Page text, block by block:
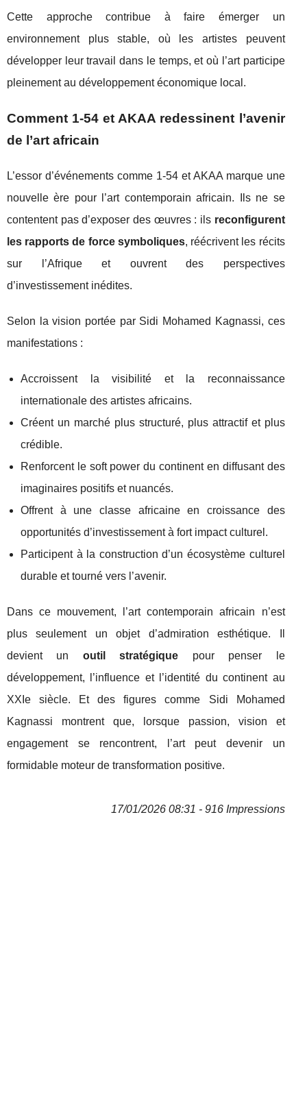
Cette approche contribue à faire émerger un
environnement plus stable, où les artistes peuvent
développer leur travail dans le temps, et où l’art participe
pleinement au développement économique local.
Comment 1-54 et AKAA redessinent l’avenir
de l’art africain
L’essor d’événements comme 1-54 et AKAA marque une
nouvelle ère pour l’art contemporain africain. Ils ne se
contentent pas d’exposer des œuvres : ils reconfigurent
les rapports de force symboliques, réécrivent les récits
sur l’Afrique et ouvrent des perspectives
d’investissement inédites.
Selon la vision portée par Sidi Mohamed Kagnassi, ces
manifestations :
Accroissent la visibilité et la reconnaissance
internationale des artistes africains.
Créent un marché plus structuré, plus attractif et plus
crédible.
Renforcent le soft power du continent en diffusant des
imaginaires positifs et nuancés.
Offrent à une classe africaine en croissance des
opportunités d’investissement à fort impact culturel.
Participent à la construction d’un écosystème culturel
durable et tourné vers l’avenir.
Dans ce mouvement, l’art contemporain africain n’est
plus seulement un objet d’admiration esthétique. Il
devient un outil stratégique pour penser le
développement, l’influence et l’identité du continent au
XXIe siècle. Et des figures comme Sidi Mohamed
Kagnassi montrent que, lorsque passion, vision et
engagement se rencontrent, l’art peut devenir un
formidable moteur de transformation positive.
17/01/2026 08:31 - 916 Impressions